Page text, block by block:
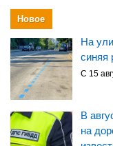
Новое
На
синяя
С 15
В
на